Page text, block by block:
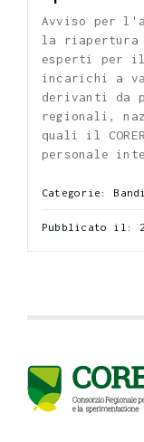
Avviso per
la
esperti per il
incarichi a
derivanti da
regionali,
quali il
personale
Categorie:
Pubblicato il: